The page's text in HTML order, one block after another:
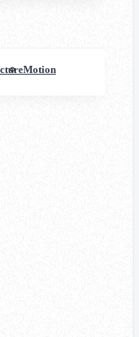
Motion